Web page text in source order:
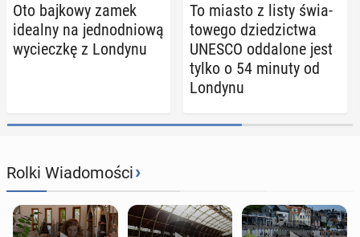
Oto bajkowy zamek
idealny na jed­no­dnio­wą
wy­ciecz­kę z Londynu
To miasto z listy świa­
to­we­go dzie­dzic­twa
UNESCO od­da­lo­ne jest
tylko o 54 minuty od
Londynu
Rolki Wiadomości›